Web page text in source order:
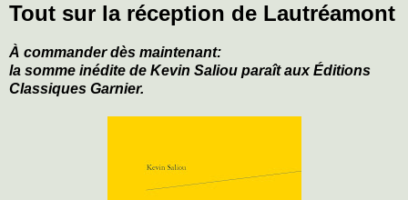
Tout sur la réception de Lautréamont
À commander dès maintenant:
la somme inédite de Kevin Saliou paraît aux Éditions
Classiques Garnier.